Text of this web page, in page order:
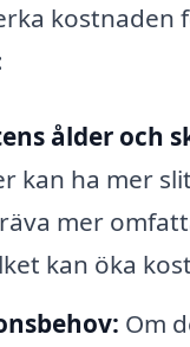
kostnaden
ålder och
kan ha mer
mer
kan öka
Om